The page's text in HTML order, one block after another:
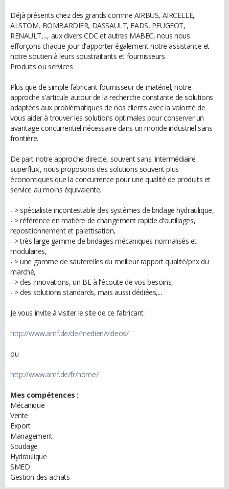
Déjà présents chez des grands comme AIRBUS, AIRCELLE,
ALSTOM, BOMBARDIER, DASSAULT, EADS, PEUGEOT,
RENAULT,..., aux divers CDC et autres MABEC, nous nous
efforçons chaque jour d'apporter également notre assistance et
notre soutien à leurs soustraitants et fournisseurs.
Produits ou services
Plus que de simple fabricant fournisseur de matériel, notre
approche s'articule autour de la recherche constante de solutions
adaptées aux problématiques de nos clients avec la volonté de
vous aider à trouver les solutions optimales pour conserver un
avantage concurrentiel nécessaire dans un monde industriel sans
frontière.
De part notre approche directe, souvent sans 'intermédiaire
superflux', nous proposons des solutions souvent plus
économiques que la concurrence pour une qualité de produits et
service au moins équivalente.
- > spécialiste incontestable des systèmes de bridage hydraulique,
- > référence en matière de changement rapide d'outillages,
repositionnement et palettisation,
- > très large gamme de bridages mécaniques normalisés et
modulaires,
- > une gamme de sauterelles du meilleur rapport qualité/prix du
marché,
- > des innovations, un BE à l'écoute de vos besoins,
- > des solutions standards, mais aussi dédiées,...
Je vous invite à visiter le site de ce fabricant :
http://www.amf.de/de/medien/videos/
ou
http://www.amf.de/fr/home/
Mes compétences :
Mécanique
Vente
Export
Management
Soudage
Hydraulique
SMED
Gestion des achats